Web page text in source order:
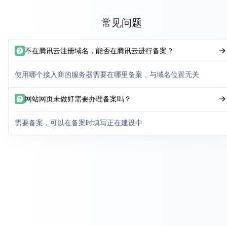
常见问题
不在腾讯云注册域名，能否在腾讯云进行备案？
使用哪个接入商的服务器需要在哪里备案，与域名位置无关
网站网页未做好需要办理备案吗？
需要备案，可以在备案时填写正在建设中